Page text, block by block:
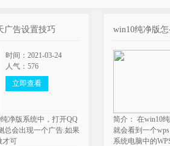
广告设置技巧
时间：2021-03-24
人气：576
立即查看
净版系统中，打开QQ
总会出现一个广告.如果
才可
win10纯净版
简介： 在win10
就会看到一个
系统电脑中的